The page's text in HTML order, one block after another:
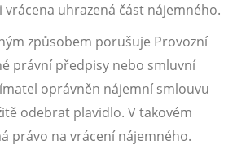
uhrazená část nájemného.
způsobem porušuje Provozní
právní předpisy nebo smluvní
oprávněn nájemní smlouvu
odebrat plavidlo. V takovém
právo na vrácení nájemného.